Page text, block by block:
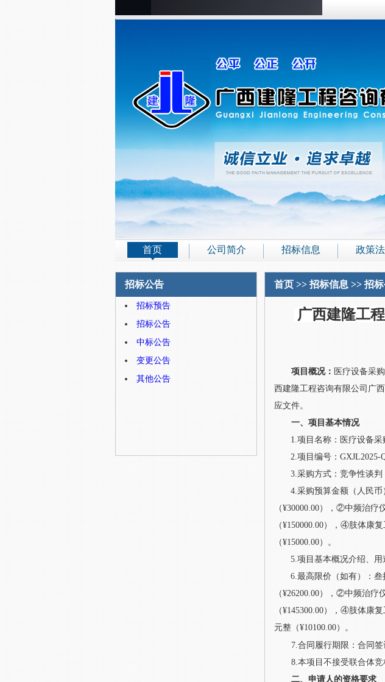
首页 公司简介 招标信息 政策
招标公告
招标预告
招标公告
中标公告
变更公告
其他公告
首页>> 招标信息 >> 招
广西建隆工
项目概况： 医疗设备采购
西建隆工程咨询有限公司广
应文件。
一、项目基本情况
1.项目名称： 医疗设备采
2.项目编号： GXJL2025-
3.采购方式：竞争性谈判
4.采购预算金额（人民币
（¥30000.00） ， ②中频治疗
（¥150000.00） ， ④肢体康复
（¥15000.00） 。
5.项目基本概况介绍、用
6.最高限价（如有）： 叁
（¥26200.00） ， ②中频治疗
（¥145300.00） ， ④肢体康复
元整（¥10100.00） 。
7.合同履行期限：合同签
8.本项目不接受联合体竞
二、申请人的资格要求